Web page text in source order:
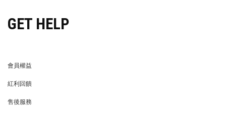
GET HELP
會員權益
紅利回饋
售後服務